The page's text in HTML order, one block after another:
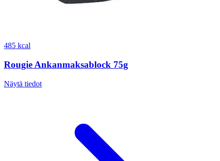
485 kcal
Rougie Ankanmaksablock 75g
Näytä tiedot